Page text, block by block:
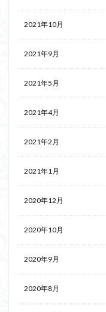
2021年10月
2021年9月
2021年5月
2021年4月
2021年2月
2021年1月
2020年12月
2020年10月
2020年9月
2020年8月